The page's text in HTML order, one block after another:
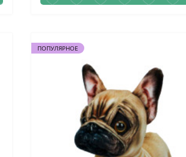
ПОПУЛЯРНОЕ